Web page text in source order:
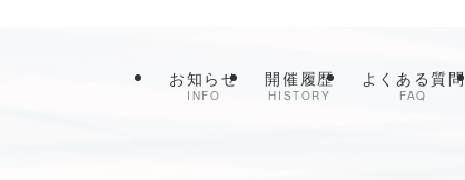
お知らせ
INFO
開催履歴
HISTORY
よくある質問
FAQ